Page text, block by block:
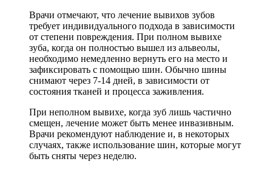
Врачи отмечают, что лечение вывихов зубов
требует индивидуального подхода в зависимости
от степени повреждения. При полном вывихе
зуба, когда он полностью вышел из альвеолы,
необходимо немедленно вернуть его на место и
зафиксировать с помощью шин. Обычно шины
снимают через 7-14 дней, в зависимости от
состояния тканей и процесса заживления.
При неполном вывихе, когда зуб лишь частично
смещен, лечение может быть менее инвазивным.
Врачи рекомендуют наблюдение и, в некоторых
случаях, также использование шин, которые могут
быть сняты через неделю.